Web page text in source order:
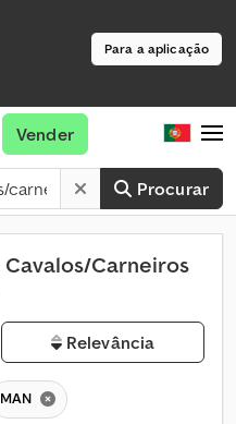
Para a aplicação
Procurar
Vender
Carneiros
Relevância
MAN